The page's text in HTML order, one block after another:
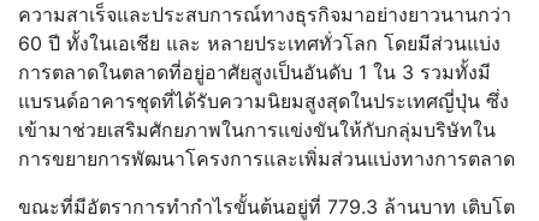
ความสาเร็จและประสบการณ์ทางธุรกิจมาอย่างยาวนานกว่า
60 ปี ทั้งในเอเชีย และ หลายประเทศทั่วโลก โดยมีส่วนแบ่ง
การตลาดในตลาดที่อยู่อาศัยสูงเป็นอันดับ 1 ใน 3 รวมทั้งมี
แบรนด์อาคารชุดที่ได้รับความนิยมสูงสุดในประเทศญี่ปุ่น ซึ่ง
เข้ามาช่วยเสริมศักยภาพในการแข่งขันให้กับกลุ่มบริษัทใน
การขยายการพัฒนาโครงการและเพิ่มส่วนแบ่งทางการตลาด
ขณะที่มีอัตราการทำกำไรขั้นต้นอยู่ที่ 779.3 ล้านบาท เติบโต